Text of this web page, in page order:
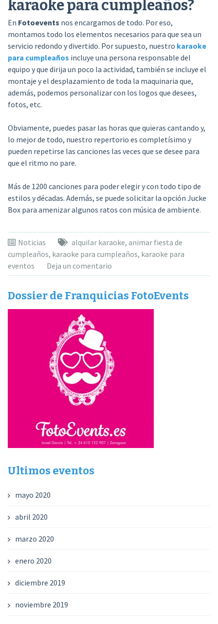
karaoke para cumpleaños?
En Fotoevents nos encargamos de todo. Por eso,
montamos todo los elementos necesarios para que sea un
servicio redondo y divertido. Por supuesto, nuestro karaoke
para cumpleaños incluye una persona responsable del
equipo y que dirija un poco la actividad, también se incluye el
montaje y el desplazamiento de toda la maquinaria que,
además, podemos personalizar con los logos que desees,
fotos, etc.
Obviamente, puedes pasar las horas que quieras cantando y,
lo mejor de todo, nuestro repertorio es completísimo y
pueden repetirse las canciones las veces que se desee para
que el ritmo no pare.
Más de 1200 canciones para poder elegir y con todo tipo de
estilos y décadas. Además, se puede solicitar la opción Jucke
Box para amenizar algunos ratos con música de ambiente.
Noticias alquilar karaoke, animar fiesta de
cumpleaños, karaoke para cumpleaños, karaoke para
eventos
Deja un comentario
Dossier de Franquicias FotoEvents
Ultimos eventos
mayo 2020
abril 2020
marzo 2020
enero 2020
diciembre 2019
noviembre 2019